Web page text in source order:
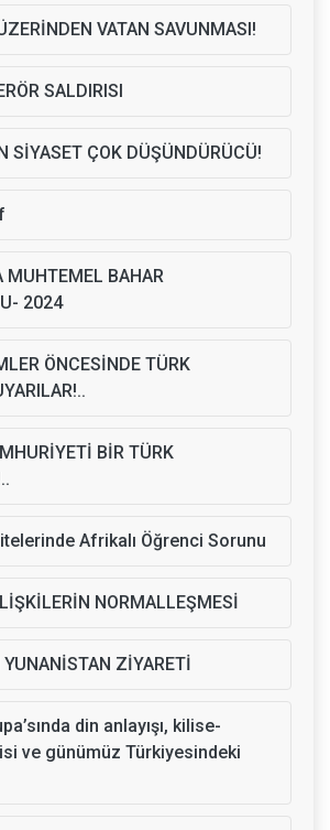
VATAN SAVUNMASI!
SALDIRISI
SİYASET ÇOK DÜŞÜNDÜRÜCÜ!
MUHTEMEL BAHAR
2024
ÖNCESİNDE TÜRK
BİR TÜRK
Afrikalı Öğrenci Sorunu
NORMALLEŞMESİ
YUNANİSTAN ZİYARETİ
din anlayışı, kilise-
ve günümüz Türkiyesindeki